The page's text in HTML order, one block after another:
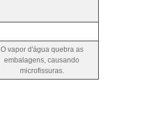
O vapor d'água quebra as
embalagens, causando
microfissuras.